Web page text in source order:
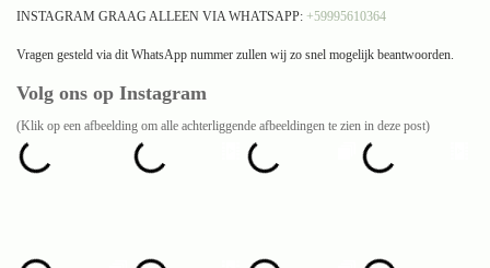
INSTAGRAM GRAAG ALLEEN VIA WHATSAPP: +59995610364
Vragen gesteld via dit WhatsApp nummer zullen wij zo snel mogelijk beantwoorden.
Volg ons op Instagram
(Klik op een afbeelding om alle achterliggende afbeeldingen te zien in deze post)